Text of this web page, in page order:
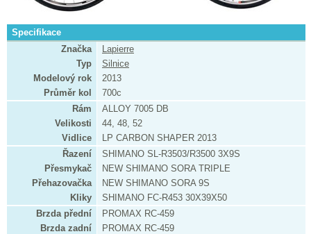
Specifikace
Značka
Lapierre
Typ
Silnice
Modelový rok
2013
Průměr kol
700c
Rám
ALLOY 7005 DB
Velikosti
44, 48, 52
Vidlice
LP CARBON SHAPER 2013
Řazení
SHIMANO SL-R3503/R3500 3X9S
Přesmykač
NEW SHIMANO SORA TRIPLE
Přehazovačka
NEW SHIMANO SORA 9S
Kliky
SHIMANO FC-R453 30X39X50
Brzda přední
PROMAX RC-459
Brzda zadní
PROMAX RC-459